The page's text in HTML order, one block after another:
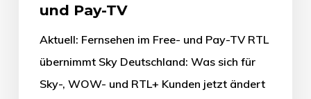
und Pay-TV
Aktuell: Fernsehen im Free- und Pay-TV RTL
übernimmt Sky Deutschland: Was sich für
Sky-, WOW- und RTL+ Kunden jetzt ändert